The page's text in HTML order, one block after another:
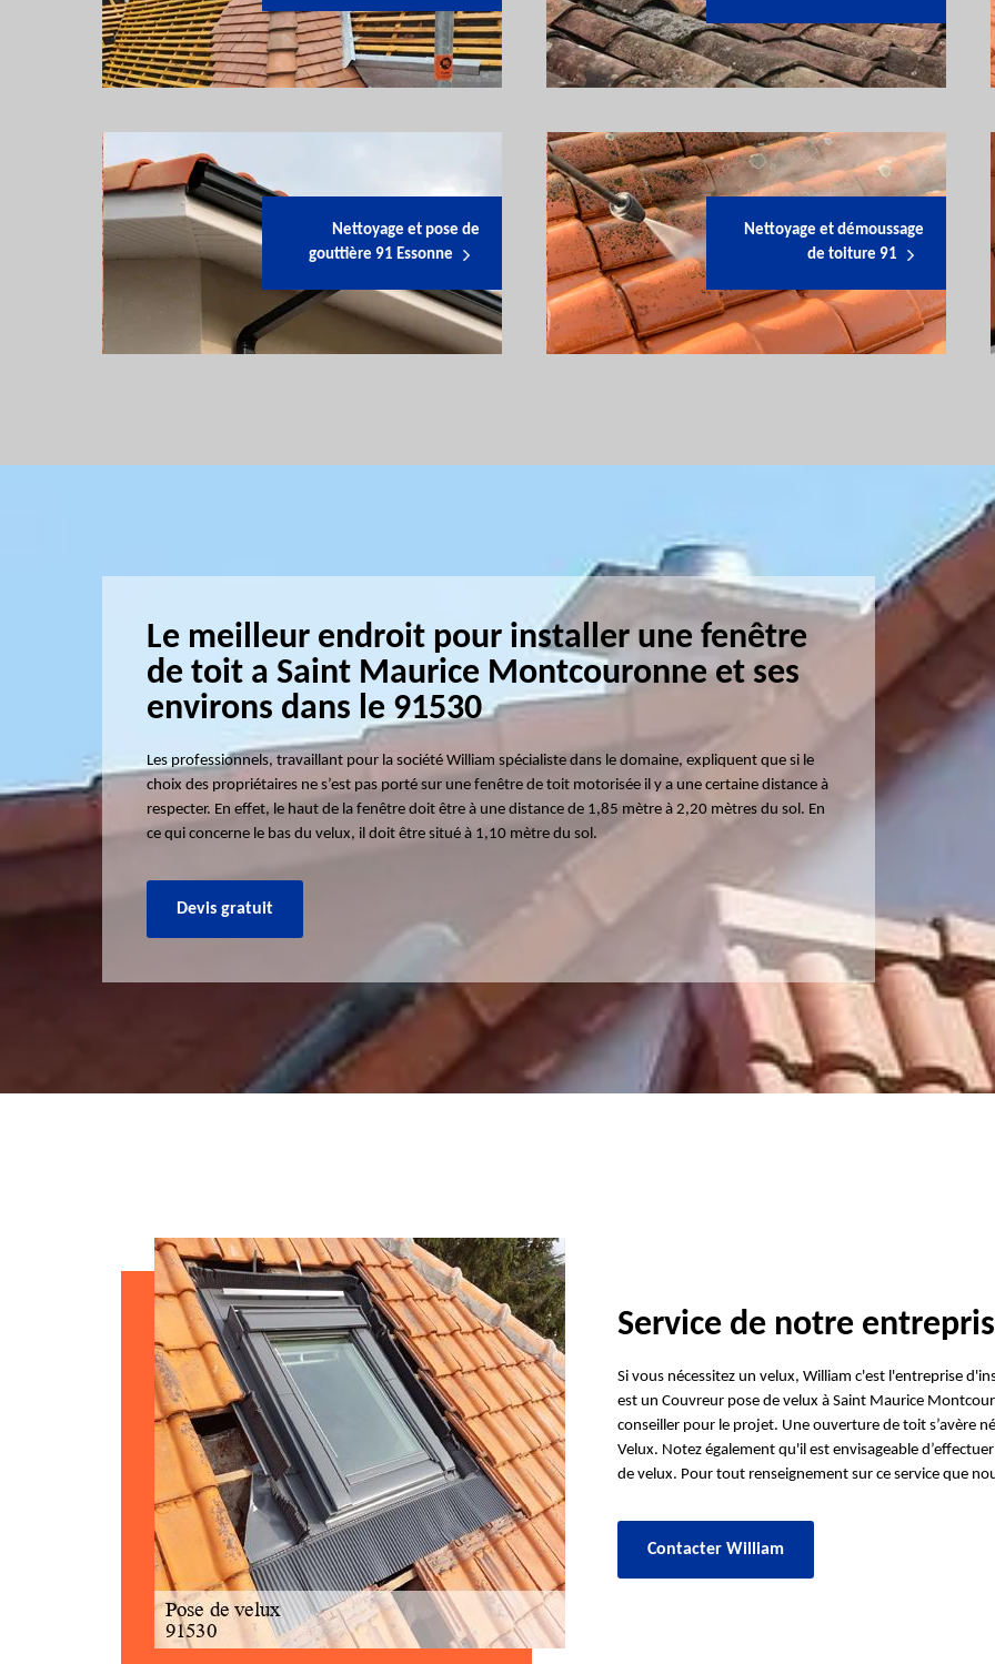
Nettoyage et pose de
gouttière 91 Essonne
Nettoyage et démoussage
de toiture 91
Le meilleur endroit pour installer une fenêtre
de toit a Saint Maurice Montcouronne et ses
environs dans le 91530
Les professionnels, travaillant pour la société William spécialiste dans le domaine, expliquent que si le
choix des propriétaires ne s’est pas porté sur une fenêtre de toit motorisée il y a une certaine distance à
respecter. En effet, le haut de la fenêtre doit être à une distance de 1,85 mètre à 2,20 mètres du sol. En
ce qui concerne le bas du velux, il doit être situé à 1,10 mètre du sol.
Devis gratuit
Service de notre
Si vous nécessitez un velux, William c'est l'entreprise
est un Couvreur pose de velux à Saint Maurice
conseiller pour le projet. Une ouverture de toit s’avère
Velux. Notez également qu'il est envisageable
de velux. Pour tout renseignement sur ce service que
Contacter William